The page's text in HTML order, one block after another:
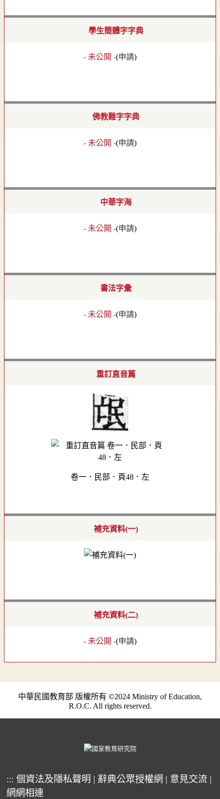
學生簡體字字典
- 未公開 -(申請)
佛教難字字典
- 未公開 -(申請)
中華字海
- 未公開 -(申請)
書法字彙
- 未公開 -(申請)
重訂直音篇
卷一．民部．頁48．左
補充資料(一)
補充資料(二)
- 未公開 -(申請)
中華民國教育部 版權所有 ©2024 Ministry of Education,
R.O.C. All rights reserved.
::: 個資法及隱私聲明 | 辭典公眾授權網 | 意見交流 |
網網相連